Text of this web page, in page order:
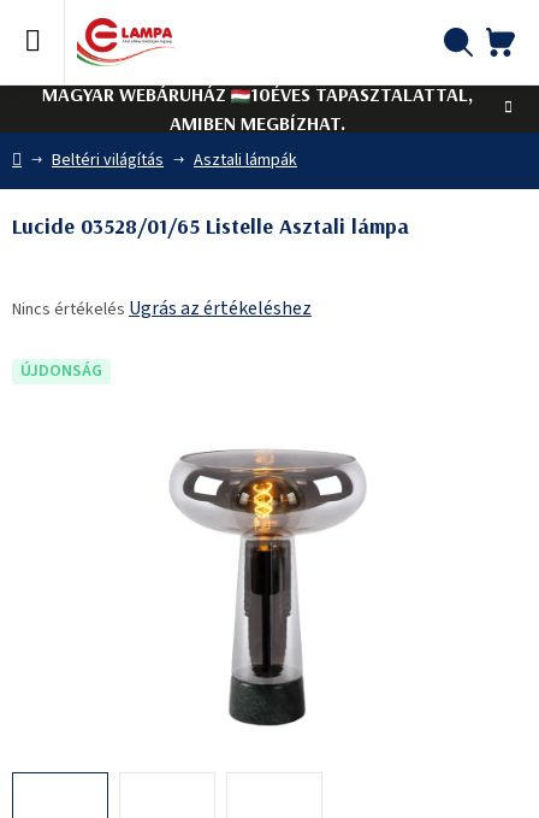
tartalomhoz
MAGYAR WEBÁRUHÁZ
10ÉVES TAPASZTALATTAL,
AMIBEN MEGBÍZHAT.
Kezdőlap
Beltéri világítás Asztali lámpák
Lucide 03528/01/65 Listelle Asztali lámpa
termék
értékelése
Nincs értékelés Ugrás az értékeléshez
ÚJDONSÁG